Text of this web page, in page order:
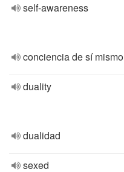
self-awareness
conciencia de sí mismo
duality
dualidad
sexed